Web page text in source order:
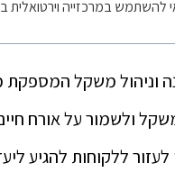
וניהול משקל המספקת
ולשמור על אורח